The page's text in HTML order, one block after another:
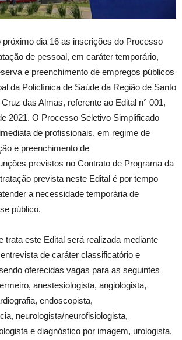
próximo dia 16 as inscrições do Processo
de pessoal, em caráter temporário,
e preenchimento de empregos públicos
da Policlínica de Saúde da Região de Santo
das Almas, referente ao Edital n° 001,
2021. O Processo Seletivo Simplificado
de profissionais, em regime de
e preenchimento de
previstos no Contrato de Programa da
prevista neste Edital é por tempo
a necessidade temporária de
público.
trata este Edital será realizada mediante
de caráter classificatório e
oferecidas vagas para as seguintes
anestesiologista, angiologista,
endoscopista,
neurologista/neurofisiologista,
e diagnóstico por imagem, urologista,